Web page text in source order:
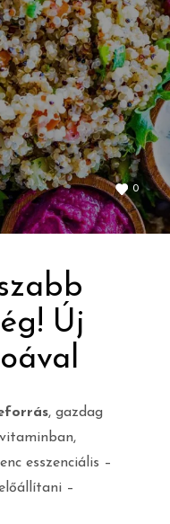
0
Új
, gazdag
esszenciális –
–